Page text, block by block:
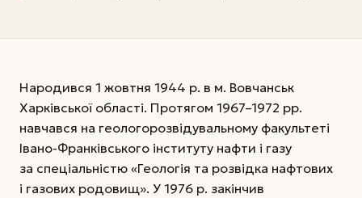
Народився 1 жовтня 1944 р. в м. Вовчанськ
Харківської області. Протягом 1967–1972 рр.
навчався на геологорозвідувальному факультеті
Івано-Франківського інституту нафти і газу
за спеціальністю «Геологія та розвідка нафтових
і газових родовищ». У 1976 p. закінчив